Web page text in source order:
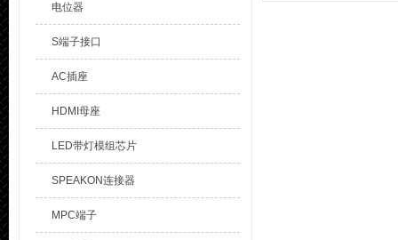
电位器
S端子接口
AC插座
HDMI母座
LED带灯模组芯片
SPEAKON连接器
MPC端子